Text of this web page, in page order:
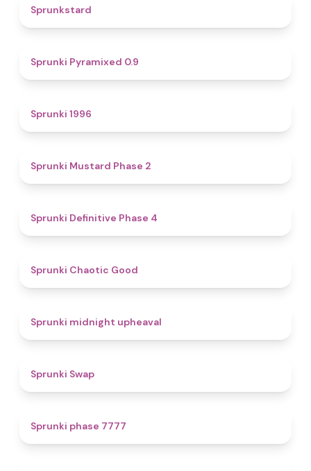
Sprunkstard
Sprunki Pyramixed 0.9
Sprunki 1996
Sprunki Mustard Phase 2
Sprunki Definitive Phase 4
Sprunki Chaotic Good
Sprunki midnight upheaval
Sprunki Swap
Sprunki phase 7777